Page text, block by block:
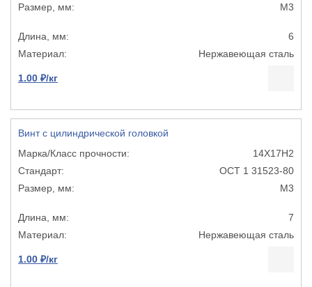
М3
6
Нержавеющая сталь
1.00 ₽/кг
Винт с цилиндрической головкой
14Х17Н2
ОСТ 1 31523-80
М3
7
Нержавеющая сталь
1.00 ₽/кг